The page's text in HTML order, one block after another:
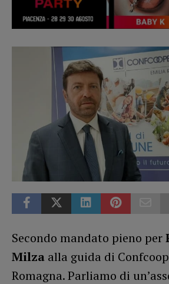
Secondo mandato pieno per
Milza alla guida di
Romagna. Parliamo di